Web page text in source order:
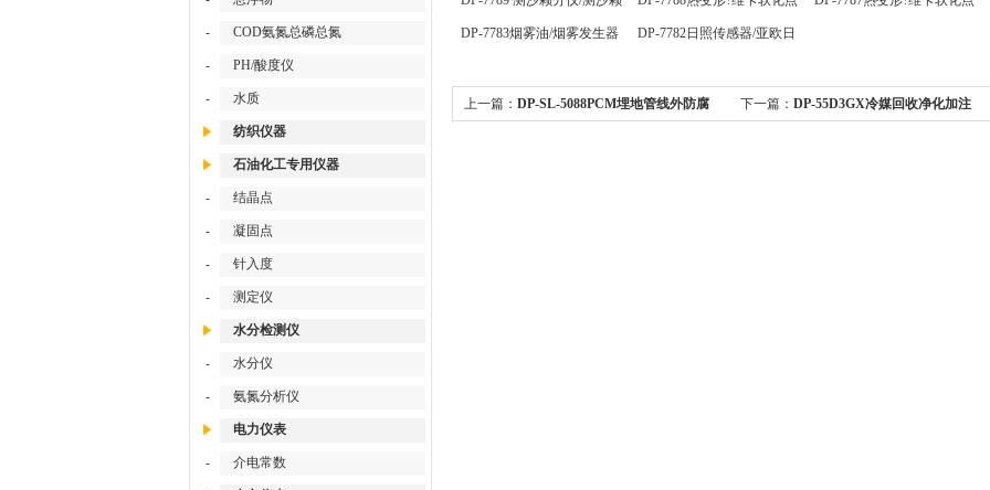
- COD氨氮总磷总氮
- PH/酸度仪
- 水质
纺织仪器
石油化工专用仪器
- 结晶点
- 凝固点
- 针入度
- 测定仪
水分检测仪
- 水分仪
- 氨氮分析仪
电力仪表
- 介电常数
分仪/ 测沙颗检测仪
温度测定仪/维卡仪
DP-7783烟雾油/烟雾发生器
DP-7782日照传感器/亚欧日
上一篇： DP-SL-5088PCM埋地管线外防腐 下一篇： DP-55D3GX冷媒回收净化加注